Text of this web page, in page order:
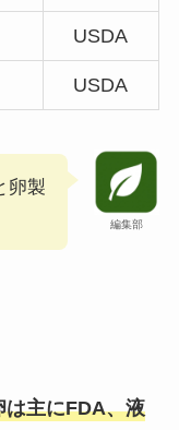
USDA
USDA
編集部
卵製
は主にFDA、液